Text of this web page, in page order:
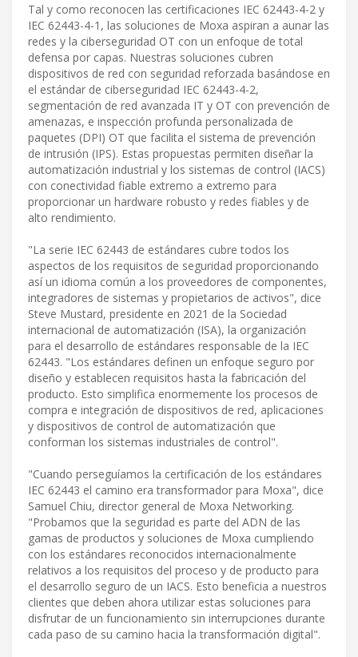
Tal y como reconocen las certificaciones IEC 62443-4-2 y
IEC 62443-4-1, las soluciones de Moxa aspiran a aunar las
redes y la ciberseguridad OT con un enfoque de total
defensa por capas. Nuestras soluciones cubren
dispositivos de red con seguridad reforzada basándose en
el estándar de ciberseguridad IEC 62443-4-2,
segmentación de red avanzada IT y OT con prevención de
amenazas, e inspección profunda personalizada de
paquetes (DPI) OT que facilita el sistema de prevención
de intrusión (IPS). Estas propuestas permiten diseñar la
automatización industrial y los sistemas de control (IACS)
con conectividad fiable extremo a extremo para
proporcionar un hardware robusto y redes fiables y de
alto rendimiento.
"La serie IEC 62443 de estándares cubre todos los
aspectos de los requisitos de seguridad proporcionando
así un idioma común a los proveedores de componentes,
integradores de sistemas y propietarios de activos", dice
Steve Mustard, presidente en 2021 de la Sociedad
internacional de automatización (ISA), la organización
para el desarrollo de estándares responsable de la IEC
62443. "Los estándares definen un enfoque seguro por
diseño y establecen requisitos hasta la fabricación del
producto. Esto simplifica enormemente los procesos de
compra e integración de dispositivos de red, aplicaciones
y dispositivos de control de automatización que
conforman los sistemas industriales de control".
"Cuando perseguíamos la certificación de los estándares
IEC 62443 el camino era transformador para Moxa", dice
Samuel Chiu, director general de Moxa Networking.
"Probamos que la seguridad es parte del ADN de las
gamas de productos y soluciones de Moxa cumpliendo
con los estándares reconocidos internacionalmente
relativos a los requisitos del proceso y de producto para
el desarrollo seguro de un IACS. Esto beneficia a nuestros
clientes que deben ahora utilizar estas soluciones para
disfrutar de un funcionamiento sin interrupciones durante
cada paso de su camino hacia la transformación digital".